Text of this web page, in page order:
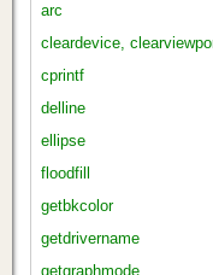
arc
cleardevice,
cprintf
delline
ellipse
floodfill
getbkcolor
getdrivername
getgraphmode